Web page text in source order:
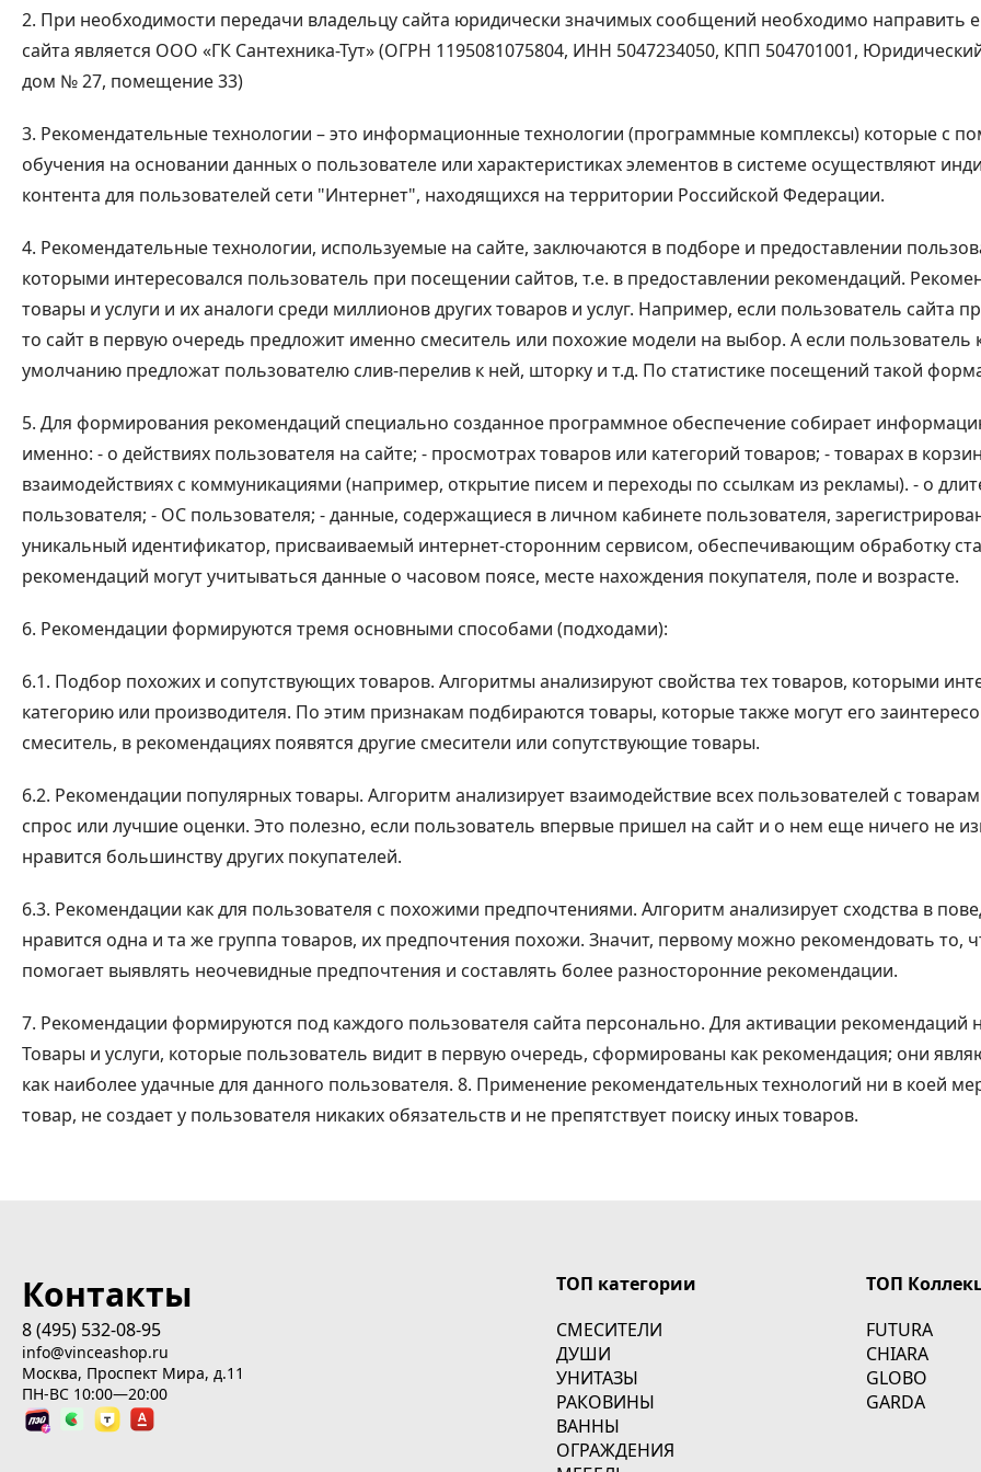
2. При необходимости передачи владельцу сайта юридически значимых сообщений необходимо направить
сайта является ООО «ГК Сантехника-Тут» (ОГРН 1195081075804, ИНН 5047234050, КПП 504701001,
дом № 27, помещение 33)
3. Рекомендательные технологии – это информационные технологии (программные комплексы) которые с
обучения на основании данных о пользователе или характеристиках элементов в системе осуществляют
контента для пользователей сети "Интернет", находящихся на территории Российской Федерации.
4. Рекомендательные технологии, используемые на сайте, заключаются в подборе и предоставлении
которыми интересовался пользователь при посещении сайтов, т.е. в предоставлении рекомендаций.
товары и услуги и их аналоги среди миллионов других товаров и услуг. Например, если пользователь сайта
то сайт в первую очередь предложит именно смеситель или похожие модели на выбор. А если
умолчанию предложат пользователю слив-перелив к ней, шторку и т.д. По статистике посещений такой
5. Для формирования рекомендаций специально созданное программное обеспечение собирает
именно: - о действиях пользователя на сайте; - просмотрах товаров или категорий товаров; - товарах в
взаимодействиях с коммуникациями (например, открытие писем и переходы по ссылкам из рекламы). - o
пользователя; - ОС пользователя; - данные, содержащиеся в личном кабинете пользователя,
уникальный идентификатор, присваиваемый интернет-сторонним сервисом, обеспечивающим обработку
рекомендаций могут учитываться данные о часовом поясе, месте нахождения покупателя, поле и возрасте.
6. Рекомендации формируются тремя основными способами (подходами):
6.1. Подбор похожих и сопутствующих товаров. Алгоритмы анализируют свойства тех товаров, которыми
категорию или производителя. По этим признакам подбираются товары, которые также могут его
смеситель, в рекомендациях появятся другие смесители или сопутствующие товары.
6.2. Рекомендации популярных товары. Алгоритм анализирует взаимодействие всех пользователей с
спрос или лучшие оценки. Это полезно, если пользователь впервые пришел на сайт и о нем еще ничего не
нравится большинству других покупателей.
6.3. Рекомендации как для пользователя с похожими предпочтениями. Алгоритм анализирует сходства в
нравится одна и та же группа товаров, их предпочтения похожи. Значит, первому можно рекомендовать то,
помогает выявлять неочевидные предпочтения и составлять более разносторонние рекомендации.
7. Рекомендации формируются под каждого пользователя сайта персонально. Для активации рекомендаций
Товары и услуги, которые пользователь видит в первую очередь, сформированы как рекомендация; они
как наиболее удачные для данного пользователя. 8. Применение рекомендательных технологий ни в коей
товар, не создает у пользователя никаких обязательств и не препятствует поиску иных товаров.
Контакты
8 (495) 532-08-95
info@vinceashop.ru
Москва, Проспект Мира, д.11
ПН-ВС 10:00—20:00
ТОП категории
СМЕСИТЕЛИ
ДУШИ
УНИТАЗЫ
РАКОВИНЫ
ВАННЫ
ОГРАЖДЕНИЯ
ТОП
FUTURA
CHIARA
GLOBO
GARDA